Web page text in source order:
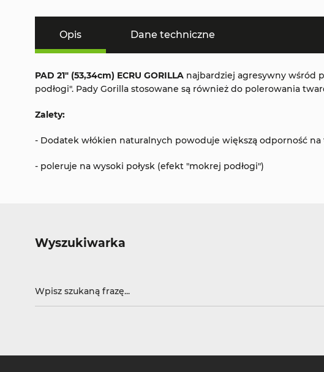
Opis Dane techniczne
PAD 21" (53,34cm) ECRU GORILLA najbardziej agresywny wśród
podłogi". Pady Gorilla stosowane są również do polerowania
Zalety:
- Dodatek włókien naturalnych powoduje większą odporność
- poleruje na wysoki połysk (efekt "mokrej podłogi")
Wyszukiwarka